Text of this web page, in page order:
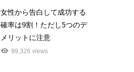
女性から告白して成功する
確率は9割！ただし5つのデ
メリットに注意
99,326 views